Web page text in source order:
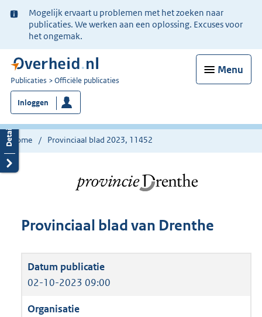
Ter
informatie:
Mogelijk ervaart u problemen met het zoeken naar
publicaties. We werken aan een oplossing. Excuses voor
het ongemak.
Menu
U
bent
nu
hier:
Publicaties Officiële publicaties
Inloggen
Home Provinciaal blad 2023, 11452
Provinciaal blad van Drenthe
02-10-2023 09:00